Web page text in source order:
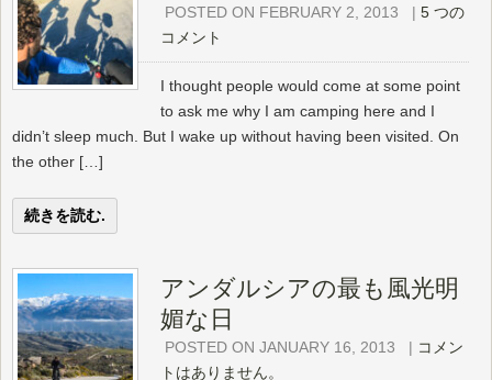
POSTED ON FEBRUARY 2, 2013 | 5 つの
コメント
I thought people would come at some point
to ask me why I am camping here and I
didn’t sleep much. But I wake up without having been visited. On
the other […]
続きを読む.
アンダルシアの最も風光明
媚な日
POSTED ON JANUARY 16, 2013 | コメン
トはありません。